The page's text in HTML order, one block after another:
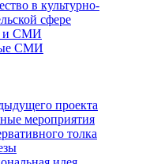
в культурно-
сфере
и СМИ
СМИ
проекта
мероприятия
толка